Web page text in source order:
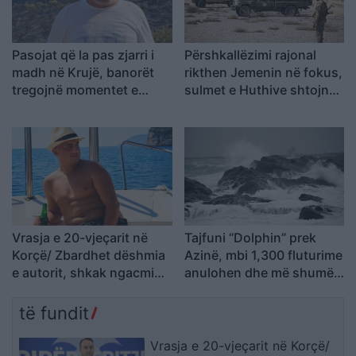
Pasojat që la pas zjarri i
madh në Krujë, banorët
tregojnë momentet e
mbajtur vetë nën kontroll,
zjarrfikësja fiku vetëm
vatrat e vogla (VIDEO)
Përshkallëzimi rajonal
rikthen Jemenin në fokus,
sulmet e Huthive shtojnë
luftës
Vrasja e 20-vjeçarit në
Korçë/ Zbardhet dëshmia
e autorit, shkak ngacmimi
Tajfuni “Dolphin” prek
Azinë, mbi 1,300 fluturime
anulohen dhe më shumë
të fundit
Vrasja e 20-vjeçarit në Korçë/